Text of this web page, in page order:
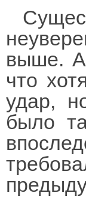
выше.
что
удар,
было